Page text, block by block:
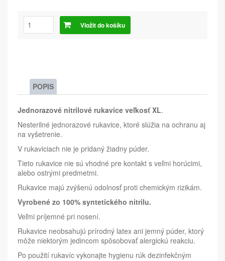
Vložit do košíku
POPIS
Jednorazové nitrilové rukavice veľkosť XL.
Nesterilné jednorazové rukavice, ktoré slúžia na ochranu aj
na vyšetrenie.
V rukaviciach nie je pridaný žiadny púder.
Tieto rukavice nie sú vhodné pre kontakt s veľmi horúcimi,
alebo ostrými predmetmi.
Rukavice majú zvýšenú odolnosť proti chemickým rizikám.
Vyrobené zo 100% syntetického nitrilu.
Veľmi príjemné pri nosení.
Rukavice neobsahujú prírodný latex ani jemný púder, ktorý
môže niektorým jedincom spôsobovať alergickú reakciu.
Po použití rukavíc vykonajte hygienu rúk dezinfekčným